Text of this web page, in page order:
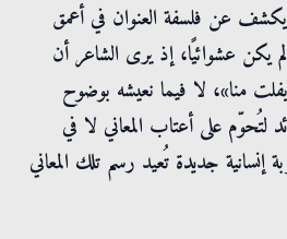
يكشف عن فلسفة العنوان في أعمق
يكن عشوائيًا، إذ يرى الشاعر أن
منا»، لا فيما نعيشه بوضوح
لتُحوّم على أعتاب المعاني لا في
جديدة تُعيد رسم تلك المعاني